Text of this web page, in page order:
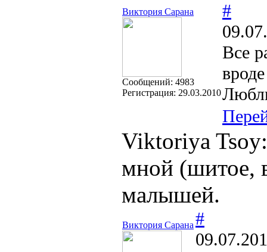
Виктория Сарана
Cообщений: 4983
Регистрация: 29.03.2010
#
Все
Viktoriya
мной (шитое,
малышей.
Виктория Сарана #